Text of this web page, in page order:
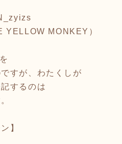
YELLOW MONKEY）
すが、わたくしが
するのは
】